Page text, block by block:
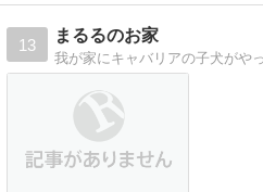
13
まるるのお家
我が家にキャバリアの子犬がや